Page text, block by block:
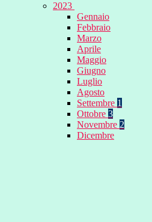
2023
Gennaio
Febbraio
Marzo
Aprile
Maggio
Giugno
Luglio
Agosto
Settembre 1
Ottobre 3
Novembre 2
Dicembre